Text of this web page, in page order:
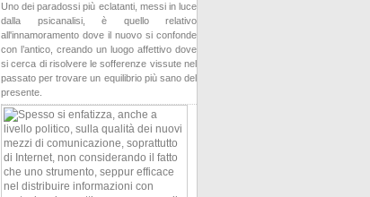
Uno dei paradossi più eclatanti, messi in luce
dalla psicanalisi, è quello relativo
all'innamoramento dove il nuovo si confonde
con l’antico, creando un luogo affettivo dove
si cerca di risolvere le sofferenze vissute nel
passato per trovare un equilibrio più sano del
presente.